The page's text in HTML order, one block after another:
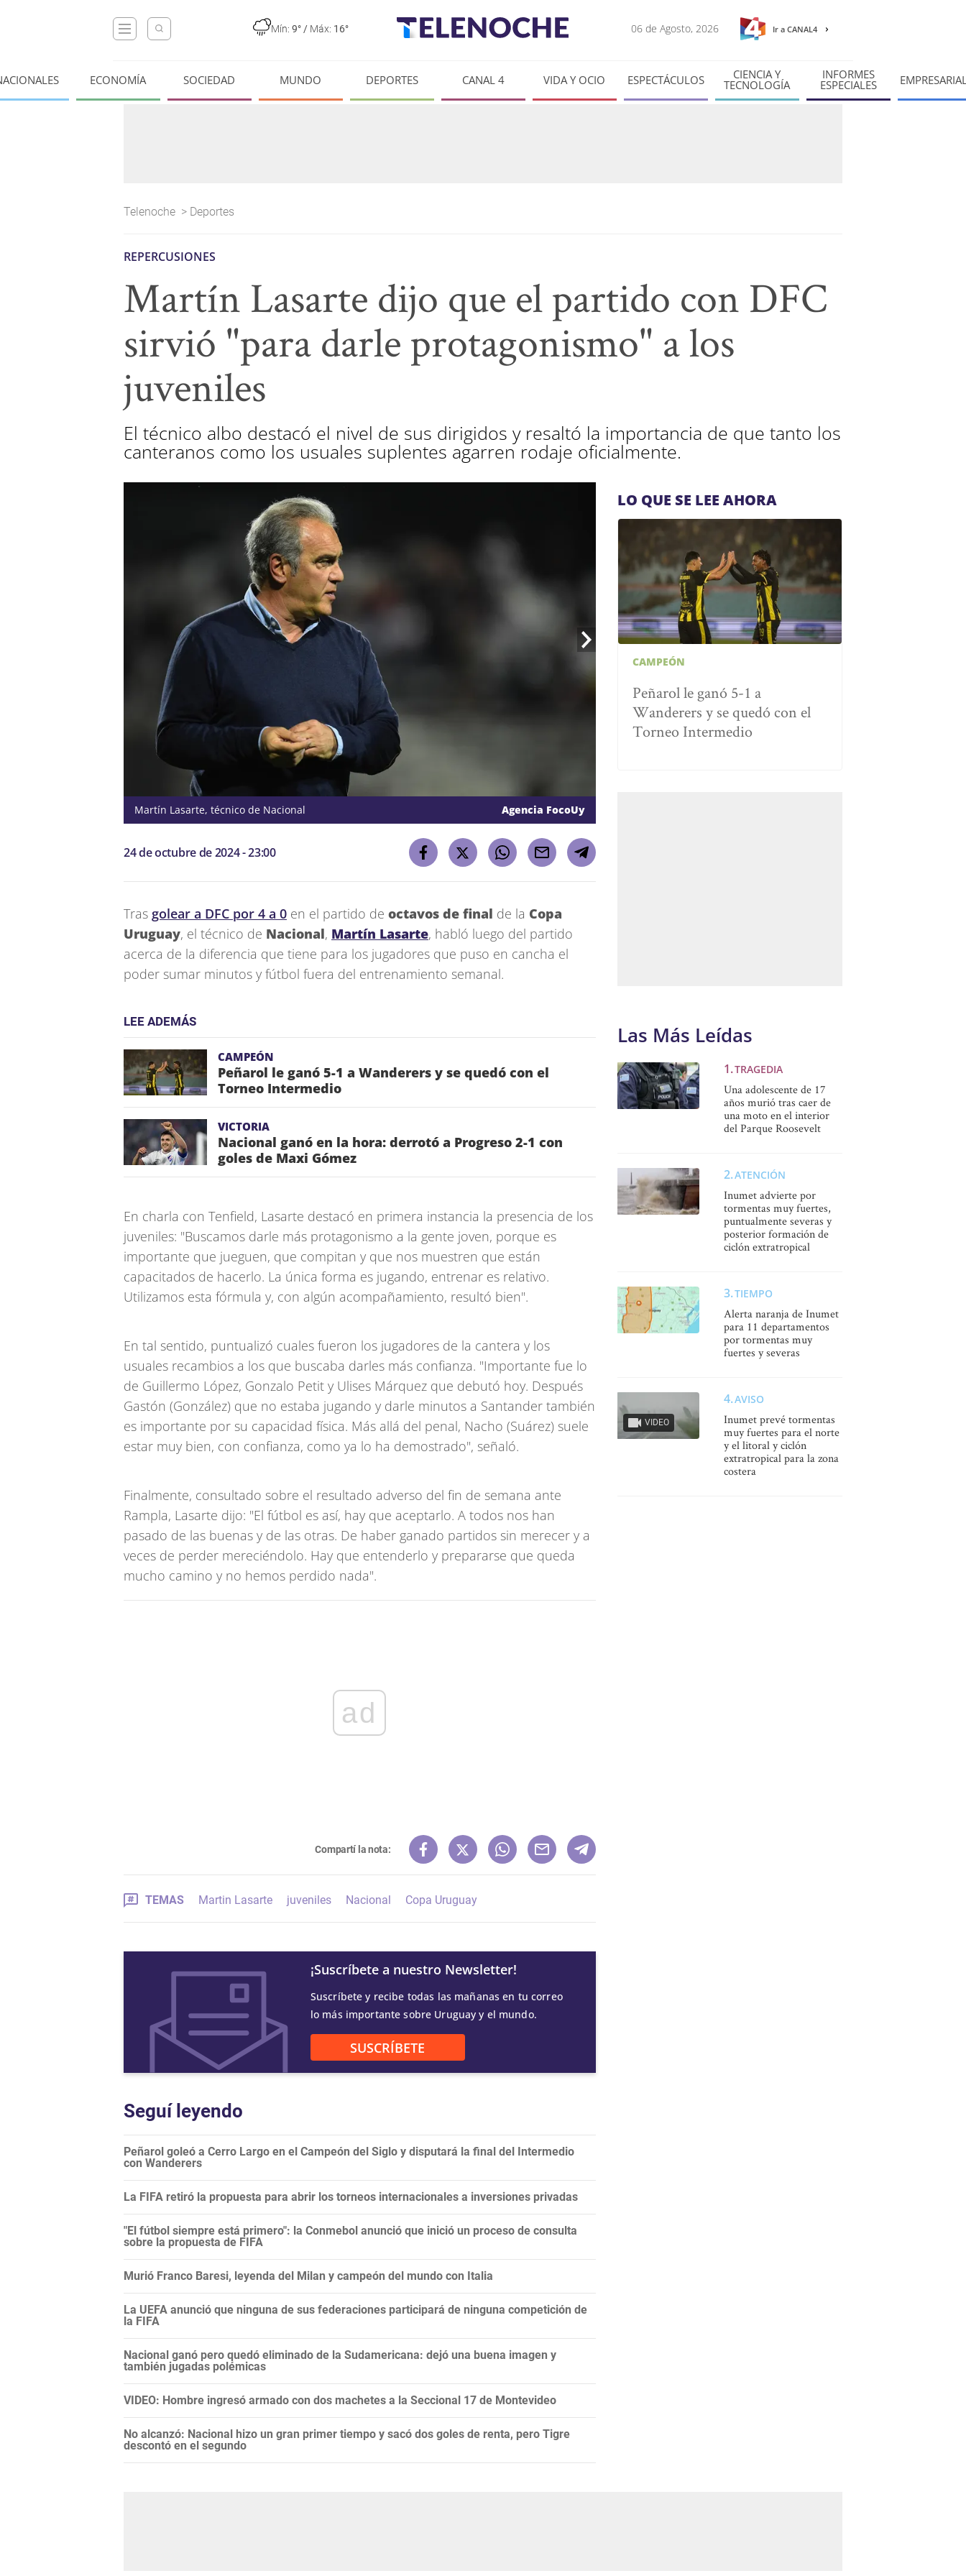
Mín: 9° / Máx: 16° 06 de Agosto, 2026 Ir a CANAL4
ECONOMÍA SOCIEDAD MUNDO DEPORTES CANAL 4 VIDA Y OCIO ESPECTÁCULOS CIENCIA Y
TECNOLOGÍA
INFORMES
ESPECIALES
Telenoche > Deportes
REPERCUSIONES
Martín Lasarte dijo que el partido con DFC
sirvió "para darle protagonismo" a los
juveniles
El técnico albo destacó el nivel de sus dirigidos y resaltó la importancia de que tanto los
canteranos como los usuales suplentes agarren rodaje oficialmente.
Martín Lasarte, técnico de Nacional Agencia FocoUy
24 de octubre de 2024 - 23:00
Tras golear a DFC por 4 a 0 en el partido de octavos de final de la Copa
Uruguay, el técnico de Nacional, Martín Lasarte, habló luego del partido
acerca de la diferencia que tiene para los jugadores que puso en cancha el
poder sumar minutos y fútbol fuera del entrenamiento semanal.
LEE ADEMÁS
CAMPEÓN
Peñarol le ganó 5-1 a Wanderers y se quedó con el
Torneo Intermedio
VICTORIA
Nacional ganó en la hora: derrotó a Progreso 2-1 con
goles de Maxi Gómez
En charla con Tenfield, Lasarte destacó en primera instancia la presencia de los
juveniles: "Buscamos darle más protagonismo a la gente joven, porque es
importante que jueguen, que compitan y que nos muestren que están
capacitados de hacerlo. La única forma es jugando, entrenar es relativo.
Utilizamos esta fórmula y, con algún acompañamiento, resultó bien".
En tal sentido, puntualizó cuales fueron los jugadores de la cantera y los
usuales recambios a los que buscaba darles más confianza. "Importante fue lo
de Guillermo López, Gonzalo Petit y Ulises Márquez que debutó hoy. Después
Gastón (González) que no estaba jugando y darle minutos a Santander también
es importante por su capacidad física. Más allá del penal, Nacho (Suárez) suele
estar muy bien, con confianza, como ya lo ha demostrado", señaló.
Finalmente, consultado sobre el resultado adverso del fin de semana ante
Rampla, Lasarte dijo: "El fútbol es así, hay que aceptarlo. A todos nos han
pasado de las buenas y de las otras. De haber ganado partidos sin merecer y a
veces de perder mereciéndolo. Hay que entenderlo y prepararse que queda
mucho camino y no hemos perdido nada".
ad
Compartí la nota:
TEMAS Martin Lasarte juveniles Nacional Copa Uruguay
¡Suscríbete a nuestro Newsletter!
Suscríbete y recibe todas las mañanas en tu correo
lo más importante sobre Uruguay y el mundo.
SUSCRÍBETE
Seguí leyendo
Peñarol goleó a Cerro Largo en el Campeón del Siglo y disputará la final del Intermedio
con Wanderers
La FIFA retiró la propuesta para abrir los torneos internacionales a inversiones privadas
"El fútbol siempre está primero": la Conmebol anunció que inició un proceso de consulta
sobre la propuesta de FIFA
Murió Franco Baresi, leyenda del Milan y campeón del mundo con Italia
La UEFA anunció que ninguna de sus federaciones participará de ninguna competición de
la FIFA
Nacional ganó pero quedó eliminado de la Sudamericana: dejó una buena imagen y
también jugadas polémicas
VIDEO: Hombre ingresó armado con dos machetes a la Seccional 17 de Montevideo
No alcanzó: Nacional hizo un gran primer tiempo y sacó dos goles de renta, pero Tigre
descontó en el segundo
LO QUE SE LEE AHORA
CAMPEÓN
Peñarol le ganó 5-1 a
Wanderers y se quedó con el
Torneo Intermedio
Las Más Leídas
TRAGEDIA
Una adolescente de 17
años murió tras caer de
una moto en el interior
del Parque Roosevelt
ATENCIÓN
Inumet advierte por
tormentas muy fuertes,
puntualmente severas y
posterior formación de
ciclón extratropical
TIEMPO
Alerta naranja de Inumet
para 11 departamentos
por tormentas muy
fuertes y severas
VIDEO
AVISO
Inumet prevé tormentas
muy fuertes para el norte
y el litoral y ciclón
extratropical para la zona
costera